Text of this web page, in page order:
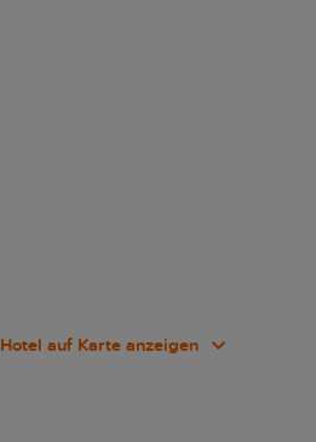
Hotel auf Karte anzeigen